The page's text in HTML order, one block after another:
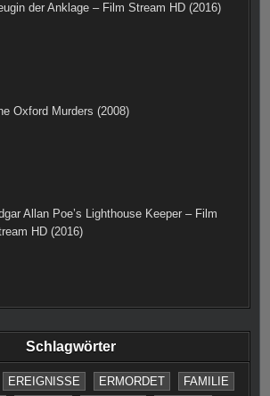
der Anklage – Film Stream HD (2016)
Oxford Murders (2008)
Allan Poe’s Lighthouse Keeper – Film
HD (2016)
Schlagwörter
EREIGNISSE ERMORDET
FAMILIE